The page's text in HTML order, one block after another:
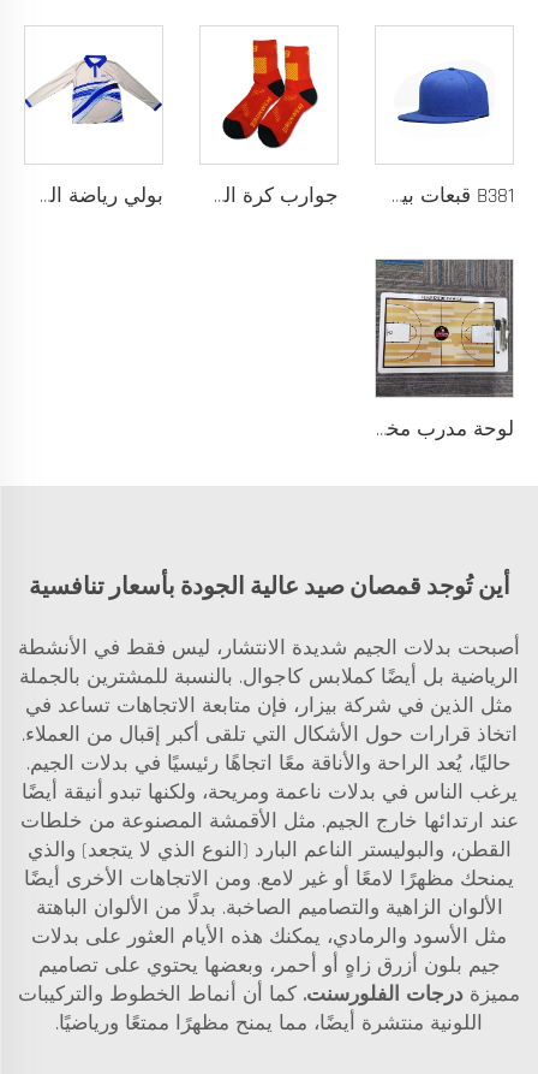
B381 قبعات بيسبول جديدة عصرية للرجال والنساء، قبعات فاخرة بتصميم أنيق، قبعة تراكر جوارب كرة السلة للرجال بتصميم شعار مخصص، جوارب قطنية طويلة من السباندكس مع لبادة عالية، عينة مجانية، خدمة تصنيع المعدات الأصلية بولي رياضة السلة بأكمام طويلة نسيج سريع الجفاف للإحماء، شعار مخصص
لوحة مدرب مخصصة من كلوريد متعدد الفينيل (PVC) 122 مع إمكانية طباعة الشعار بألوان مخصصة، تصميم متين للتدريب الرياضي والتخطيط التكتيكي
أين تُوجد قمصان صيد عالية الجودة بأسعار تنافسية
أصبحت بدلات الجيم شديدة الانتشار، ليس فقط في الأنشطة
الرياضية بل أيضًا كملابس كاجوال. بالنسبة للمشترين بالجملة
مثل الذين في شركة بيزار، فإن متابعة الاتجاهات تساعد في
اتخاذ قرارات حول الأشكال التي تلقى أكبر إقبال من العملاء.
حاليًا، يُعد الراحة والأناقة معًا اتجاهًا رئيسيًا في بدلات الجيم.
يرغب الناس في بدلات ناعمة ومريحة، ولكنها تبدو أنيقة أيضًا
عند ارتدائها خارج الجيم. مثل الأقمشة المصنوعة من خلطات
القطن، والبوليستر الناعم البارد (النوع الذي لا يتجعد) والذي
يمنحك مظهرًا لامعًا أو غير لامع. ومن الاتجاهات الأخرى أيضًا
الألوان الزاهية والتصاميم الصاخبة. بدلًا من الألوان الباهتة
مثل الأسود والرمادي، يمكنك هذه الأيام العثور على بدلات
جيم بلون أزرق زاهٍ أو أحمر، وبعضها يحتوي على تصاميم
مميزة درجات الفلورسنت. كما أن أنماط الخطوط والتركيبات
اللونية منتشرة أيضًا، مما يمنح مظهرًا ممتعًا ورياضيًا.